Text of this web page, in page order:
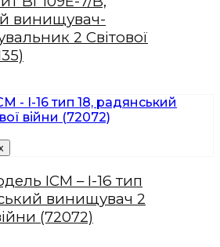
винищувач-
2 Світової
ICM – І-16 тип
винищувач 2
(72072)